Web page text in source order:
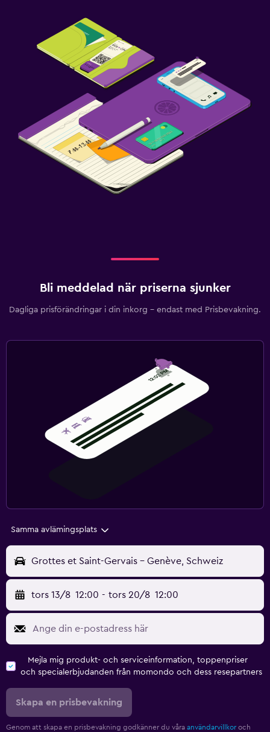
Bli meddelad när priserna sjunker
Dagliga prisförändringar i din inkorg – endast med Prisbevakning.
Samma avlämingsplats
Grottes et Saint-Gervais - Genève, Schweiz
tors 13/8 12:00 - tors 20/8 12:00
Mejla mig produkt- och serviceinformation, toppenpriser
och specialerbjudanden från momondo och dess resepartners
Skapa en prisbevakning
Genom att skapa en prisbevakning godkänner du våra användarvillkor och